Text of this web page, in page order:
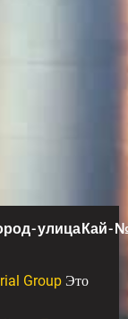
- улица Кай - №
GroupЭто